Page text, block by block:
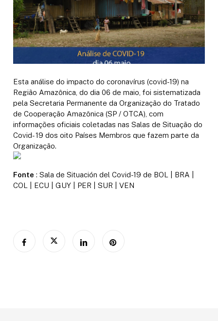
Esta análise do impacto do coronavírus (covid-19) na
Região Amazônica, do dia 06 de maio, foi sistematizada
pela Secretaria Permanente da Organização do Tratado
de Cooperação Amazônica (SP / OTCA), com
informações oficiais coletadas nas Salas de Situação do
Covid- 19 dos oito Países Membros que fazem parte da
Organização.
Fonte : Sala de Situación del Covid-19 de BOL | BRA |
COL | ECU | GUY | PER | SUR | VEN